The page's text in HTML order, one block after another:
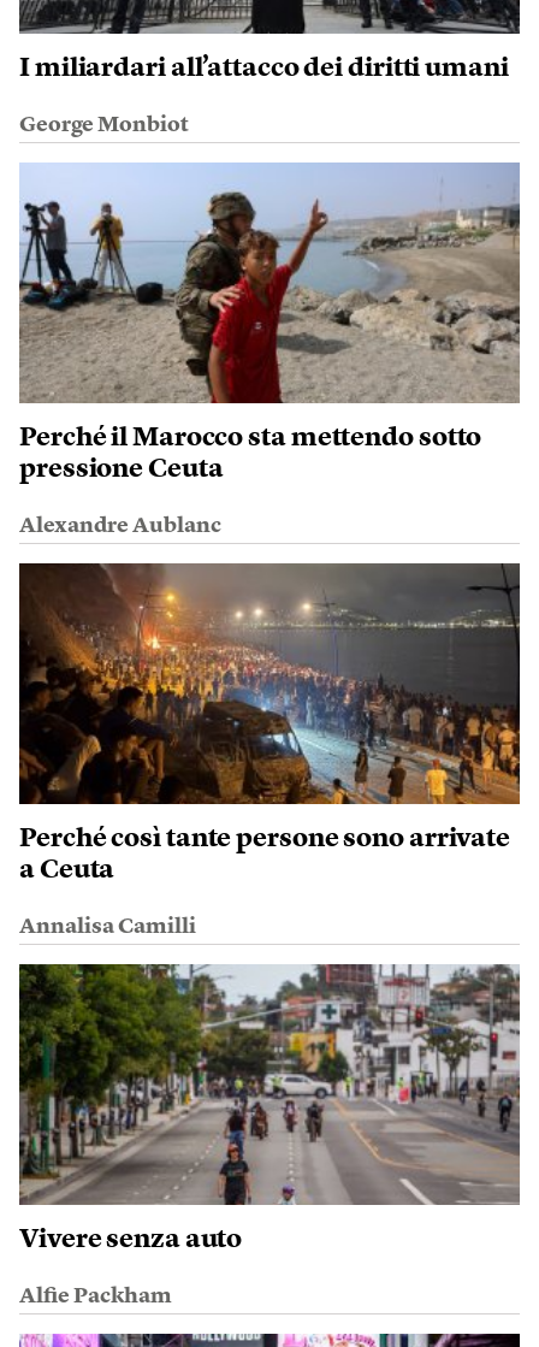
I miliardari all’attacco dei diritti umani
George Monbiot
Perché il Marocco sta mettendo sotto
pressione Ceuta
Alexandre Aublanc
Perché così tante persone sono arrivate
a Ceuta
Annalisa Camilli
Vivere senza auto
Alfie Packham